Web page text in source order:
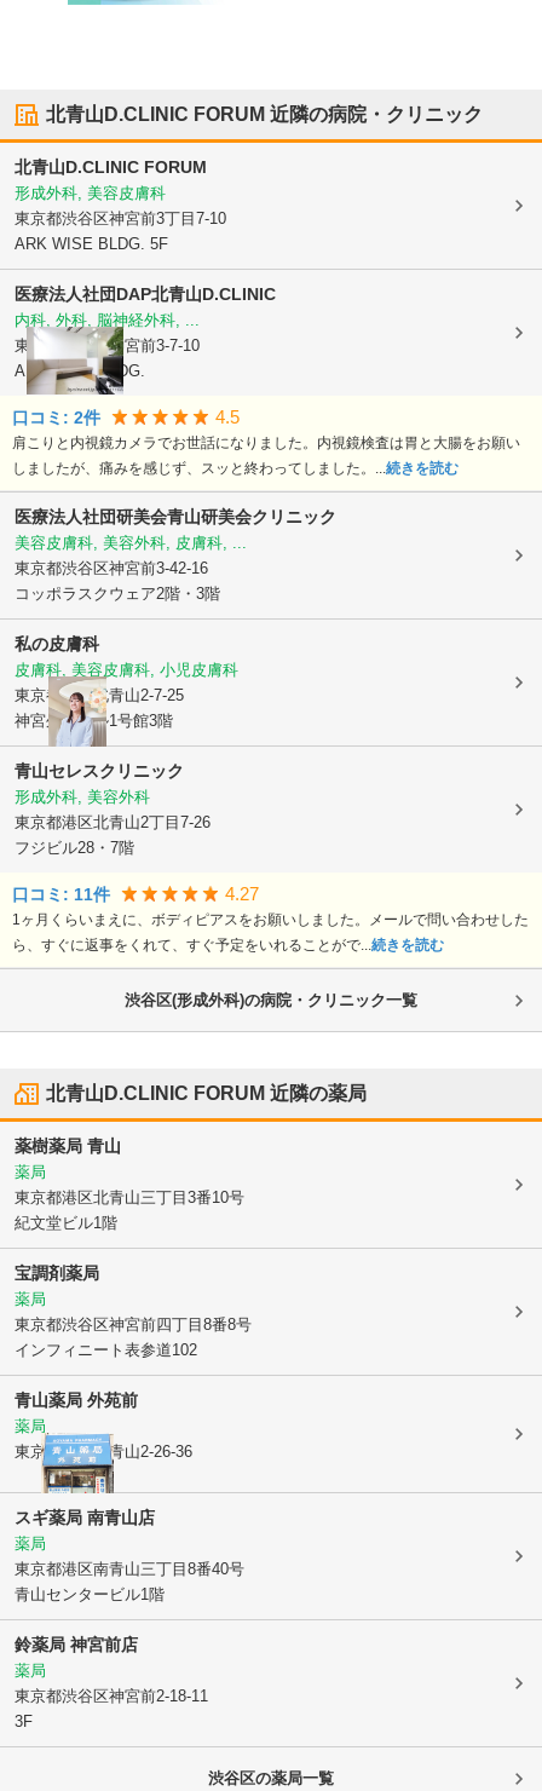
北青山D.CLINIC FORUM 近隣の病院・クリニック
北青山D.CLINIC FORUM
形成外科, 美容皮膚科
東京都渋谷区神宮前3丁目7-10
ARK WISE BLDG. 5F
医療法人社団DAP北青山D.CLINIC
内科, 外科, 脳神経外科, ...
東京都渋谷区神宮前3-7-10
ARK WISE BLDG.
口コミ: 2件 4.5
肩こりと内視鏡カメラでお世話になりました。内視鏡検査は胃と大腸をお願い
しましたが、痛みを感じず、スッと終わってしました。... 続きを読む
医療法人社団研美会青山研美会クリニック
美容皮膚科, 美容外科, 皮膚科, ...
東京都渋谷区神宮前3-42-16
コッポラスクウェア2階・3階
私の皮膚科
皮膚科, 美容皮膚科, 小児皮膚科
東京都港区北青山2-7-25
神宮外苑ビル1号館3階
青山セレスクリニック
形成外科, 美容外科
東京都港区北青山2丁目7-26
フジビル28・7階
口コミ: 11件 4.27
1ヶ月くらいまえに、ボディピアスをお願いしました。メールで問い合わせした
ら、すぐに返事をくれて、すぐ予定をいれることがで... 続きを読む
渋谷区(形成外科)の病院・クリニック一覧
北青山D.CLINIC FORUM 近隣の薬局
薬樹薬局 青山
薬局
東京都港区北青山三丁目3番10号
紀文堂ビル1階
宝調剤薬局
薬局
東京都渋谷区神宮前四丁目8番8号
インフィニート表参道102
青山薬局 外苑前
薬局
東京都港区南青山2-26-36
スギ薬局 南青山店
薬局
東京都港区南青山三丁目8番40号
青山センタービル1階
鈴薬局 神宮前店
薬局
東京都渋谷区神宮前2-18-11
3F
渋谷区の薬局一覧